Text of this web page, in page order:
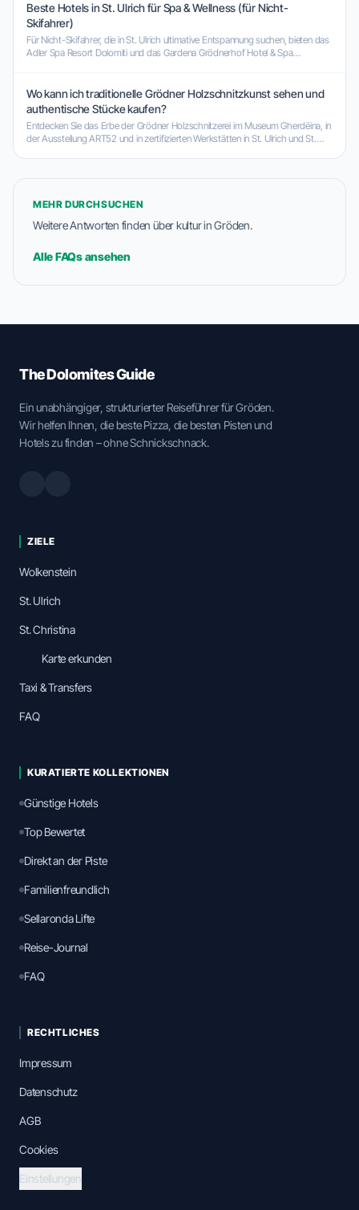
Beste Hotels in St. Ulrich für Spa & Wellness (für Nicht-
Skifahrer)
Für Nicht-Skifahrer, die in St. Ulrich ultimative Entspannung suchen, bieten das
Adler Spa Resort Dolomiti und das Gardena Grödnerhof Hotel & Spa
Wo kann ich traditionelle Grödner Holzschnitzkunst sehen und
authentische Stücke kaufen?
Entdecken Sie das Erbe der Grödner Holzschnitzerei im Museum Gherdëina, in
der Ausstellung ART52 und in zertifizierten Werkstätten in St. Ulrich und St.
MEHR DURCHSUCHEN
Weitere Antworten finden über kultur in Gröden.
Alle FAQs ansehen
The Dolomites Guide
Ein unabhängiger, strukturierter Reiseführer für Gröden.
Wir helfen Ihnen, die beste Pizza, die besten Pisten und
Hotels zu finden – ohne Schnickschnack.
ZIELE
Wolkenstein
St. Ulrich
St. Christina
Karte erkunden
Taxi & Transfers
FAQ
KURATIERTE KOLLEKTIONEN
Günstige Hotels
Top Bewertet
Direkt an der Piste
Familienfreundlich
Sellaronda Lifte
Reise-Journal
FAQ
RECHTLICHES
Impressum
Datenschutz
AGB
Cookies
Einstellungen